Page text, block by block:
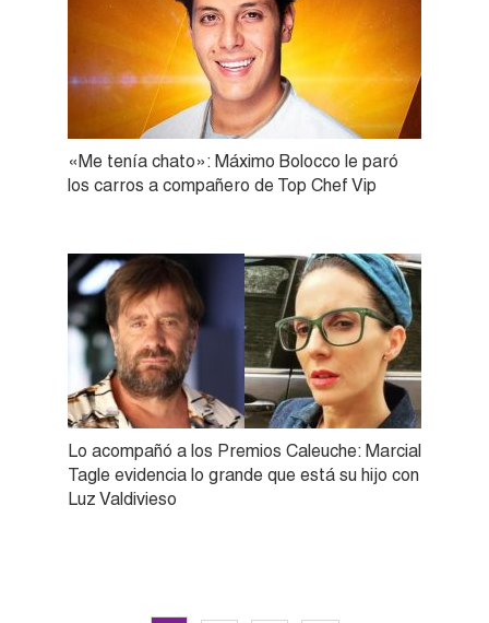
«Me tenía chato»: Máximo Bolocco le paró
los carros a compañero de Top Chef Vip
Lo acompañó a los Premios Caleuche: Marcial
Tagle evidencia lo grande que está su hijo con
Luz Valdivieso